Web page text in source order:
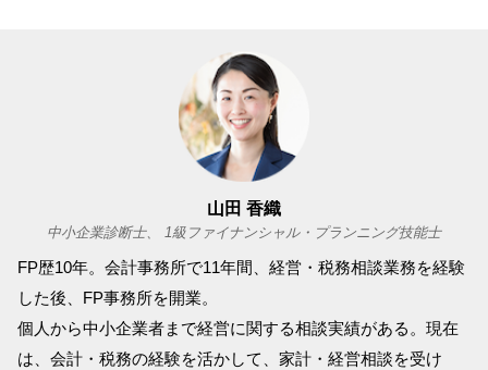
山田 香織
中小企業診断士、 1級ファイナンシャル・プランニング技能士
FP歴10年。会計事務所で11年間、経営・税務相談業務を経験
した後、FP事務所を開業。
個人から中小企業者まで経営に関する相談実績がある。現在
は、会計・税務の経験を活かして、家計・経営相談を受け